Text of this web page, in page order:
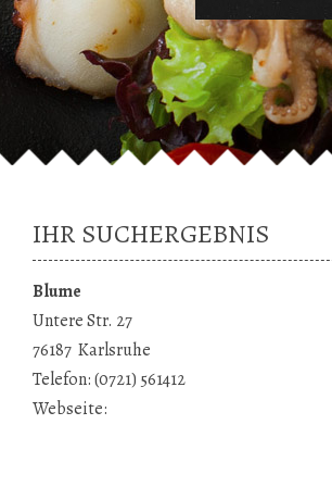
IHR SUCHERGEBNIS
Blume
Untere Str. 27
76187 Karlsruhe
Telefon:(0721) 561412
Webseite: